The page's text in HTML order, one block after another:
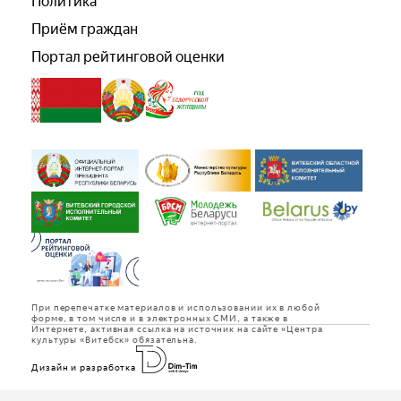
Приём граждан
Портал рейтинговой оценки
При перепечатке материалов и использовании их в любой
форме, в том числе и в электронных СМИ, а также в
Интернете, активная ссылка на источник на сайте «Центра
культуры «Витебск» обязательна.
Дизайн и разработка